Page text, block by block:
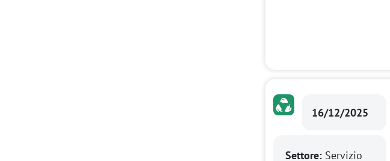
16/12/2025
Settore: Servizio